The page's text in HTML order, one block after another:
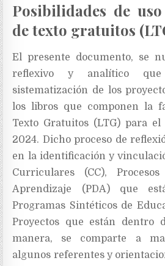
Posibilidades de
de texto gratuitos
El presente documento, se
reflexivo y analítico
sistematización de los
los libros que componen la
Texto Gratuitos (LTG) para
2024. Dicho proceso de
en la identificación y
Curriculares (CC),
Aprendizaje (PDA) que
Programas Sintéticos de
Proyectos que están dentro
manera, se comparte a
algunos referentes y